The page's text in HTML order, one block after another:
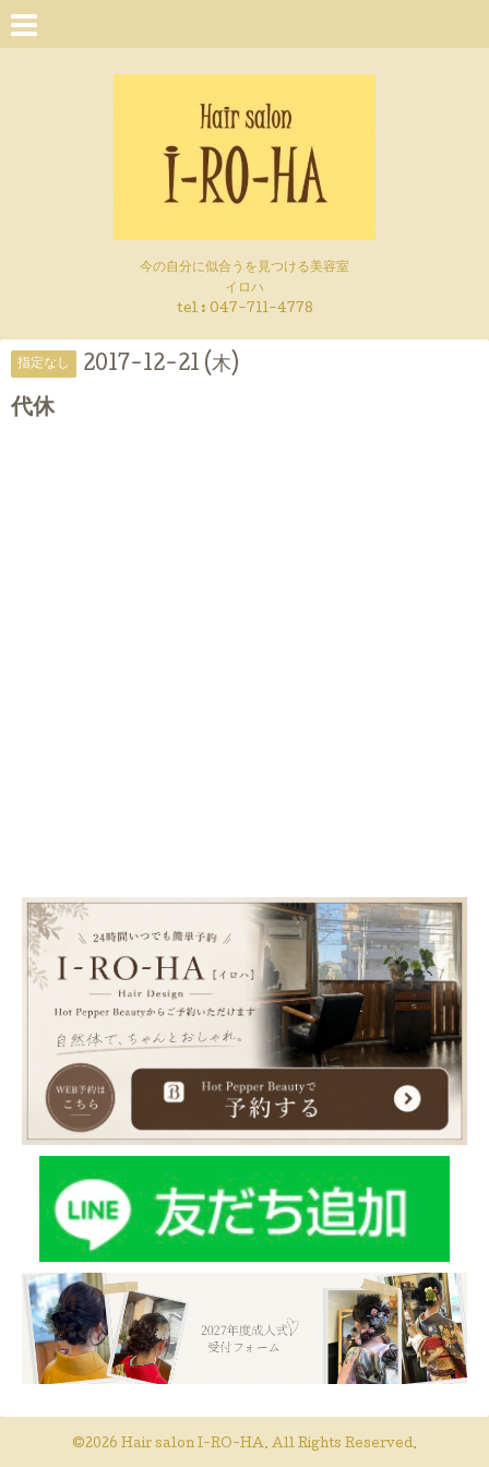
今の自分に似合うを見つける美容室
イロハ
tel : 047-711-4778
指定なし 2017-12-21 (木)
代休
©2026 Hair salon I-RO-HA. All Rights Reserved.